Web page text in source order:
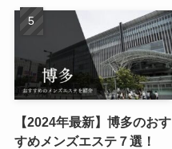
【2024年最新】博多のおす
すめメンズエステ７選！